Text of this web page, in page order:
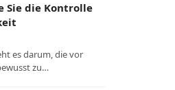
Sie die Kontrolle
es darum, die vor
zu…